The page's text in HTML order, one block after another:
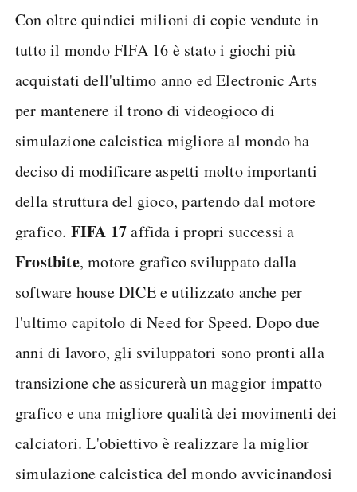
Con oltre quindici milioni di copie vendute in
tutto il mondo FIFA 16 è stato i giochi più
acquistati dell'ultimo anno ed Electronic Arts
per mantenere il trono di videogioco di
simulazione calcistica migliore al mondo ha
deciso di modificare aspetti molto importanti
della struttura del gioco, partendo dal motore
grafico. FIFA 17affida i propri successi a
Frostbite, motore grafico sviluppato dalla
software house DICE e utilizzato anche per
l'ultimo capitolo di Need for Speed. Dopo due
anni di lavoro, gli sviluppatori sono pronti alla
transizione che assicurerà un maggior impatto
grafico e una migliore qualità dei movimenti dei
calciatori. L'obiettivo è realizzare la miglior
simulazione calcistica del mondo avvicinandosi